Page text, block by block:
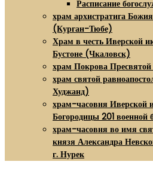
Расписание
храм архистратига
(Курган-Тюбе)
Храм в честь Иверской
Бустоне (Чкаловск)
храм Покрова Пресвятой
храм святой
Худжанд)
храм-часовня Иверской
Богородицы 201
храм-часовня во имя
князя Александра
г. Нурек